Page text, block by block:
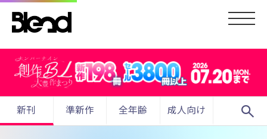
新刊 準新作 全年齢 成人向け search